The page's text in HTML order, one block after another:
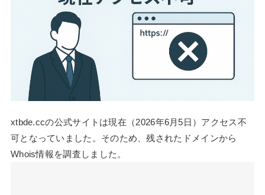
xtbde.ccの公式サイトは現在（2026年6月5日）アクセス不
可となっていました。そのため、残されたドメインから
Whois情報を調査しました。